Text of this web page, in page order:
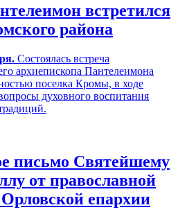
встретился
района
Состоялась встреча
архиепископа Пантелеимона
поселка Кромы, в ходе
духовного воспитания
письмо Святейшему
от православной
епархии